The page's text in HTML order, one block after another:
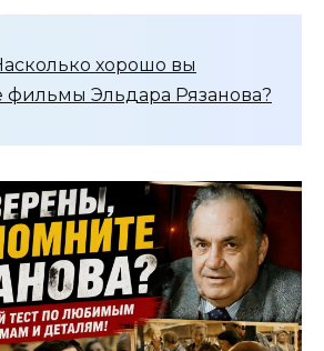
хорошо вы
фильмы Эльдара Рязанова?